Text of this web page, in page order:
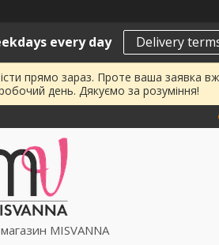
every day Delivery
прямо зараз. Проте ваша
день. Дякуємо за розуміння!
MISVANNA